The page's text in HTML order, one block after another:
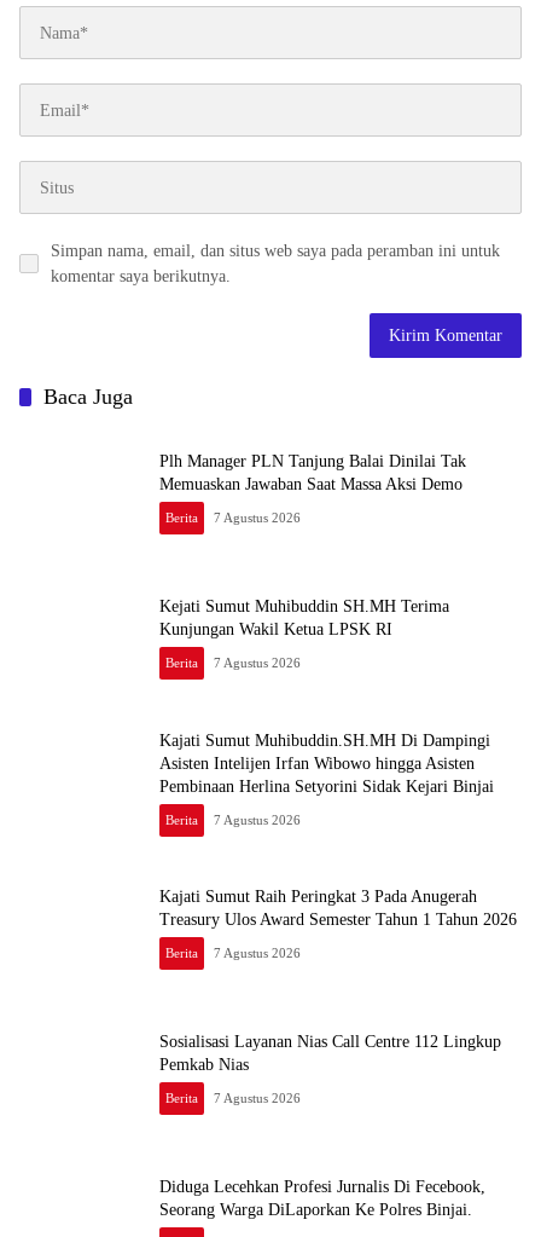
Simpan nama, email, dan situs web saya pada peramban ini untuk
komentar saya berikutnya.
Baca Juga
Plh Manager PLN Tanjung Balai Dinilai Tak
Memuaskan Jawaban Saat Massa Aksi Demo
Berita 7 Agustus 2026
Kejati Sumut Muhibuddin SH.MH Terima
Kunjungan Wakil Ketua LPSK RI
Berita 7 Agustus 2026
Kajati Sumut Muhibuddin.SH.MH Di Dampingi
Asisten Intelijen Irfan Wibowo hingga Asisten
Pembinaan Herlina Setyorini Sidak Kejari Binjai
Berita 7 Agustus 2026
Kajati Sumut Raih Peringkat 3 Pada Anugerah
Treasury Ulos Award Semester Tahun 1 Tahun 2026
Berita 7 Agustus 2026
Sosialisasi Layanan Nias Call Centre 112 Lingkup
Pemkab Nias
Berita 7 Agustus 2026
Diduga Lecehkan Profesi Jurnalis Di Fecebook,
Seorang Warga DiLaporkan Ke Polres Binjai.